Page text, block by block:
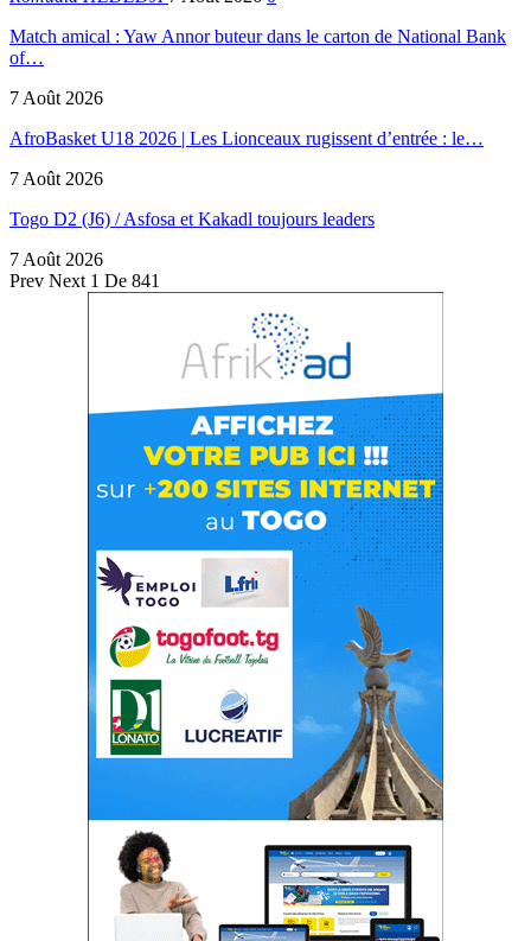
Match amical : Yaw Annor buteur dans le carton de National Bank
of…
7 Août 2026
AfroBasket U18 2026 | Les Lionceaux rugissent d’entrée : le…
7 Août 2026
Togo D2 (J6) / Asfosa et Kakadl toujours leaders
7 Août 2026
Prev Next 1 De 841